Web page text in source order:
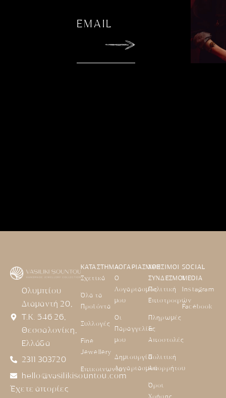
Ολυμπίου
Διαμαντή 20,
Τ.Κ. 546 26,
Θεσσαλονίκη,
Ελλάδα
2311 303720
hello@vasilikisountou.com
Έχετε απορίες
ΚΑΤΑΣΤΗΜΑ
Σχετικά
Όλα τα
Προϊόντα
Συλλογές
Fine
Jewellery
Επικοινωνία
ΛΟΓΑΡΙΑΣΜΟΣ
Ο
Λογαριασμός
μου
Οι
Παραγγελίες
μου
Δημιουργία
Λογαριασμού
ΧΡΗΣΙΜΟΙ
ΣΥΝΔΕΣΜΟΙ
Πολιτική
Επιστροφών
Πληρωμές
&
Αποστολές
Πολιτική
Απορρήτου
Όροι
SOCIAL
MEDIA
Instagram
Facebook